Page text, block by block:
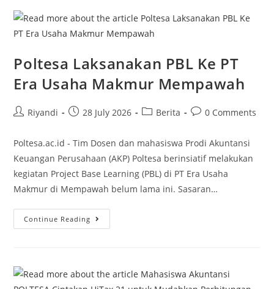
Poltesa Laksanakan PBL Ke PT
Era Usaha Makmur Mempawah
Riyandi 28 July 2026 Berita 0 Comments
Poltesa.ac.id - Tim Dosen dan mahasiswa Prodi Akuntansi
Keuangan Perusahaan (AKP) Poltesa berinsiatif melakukan
kegiatan Project Base Learning (PBL) di PT Era Usaha
Makmur di Mempawah belum lama ini. Sasaran…
Continue Reading